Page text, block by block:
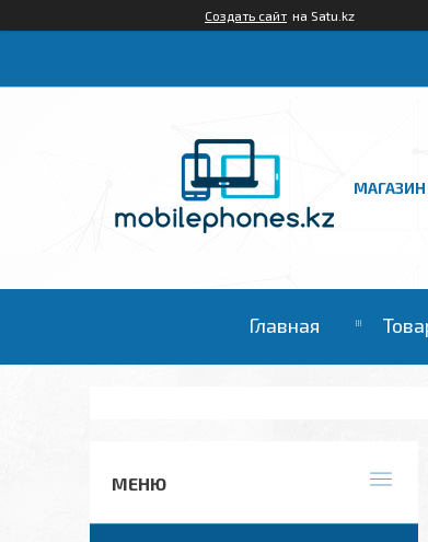
Создать сайт на Satu.kz
Главная